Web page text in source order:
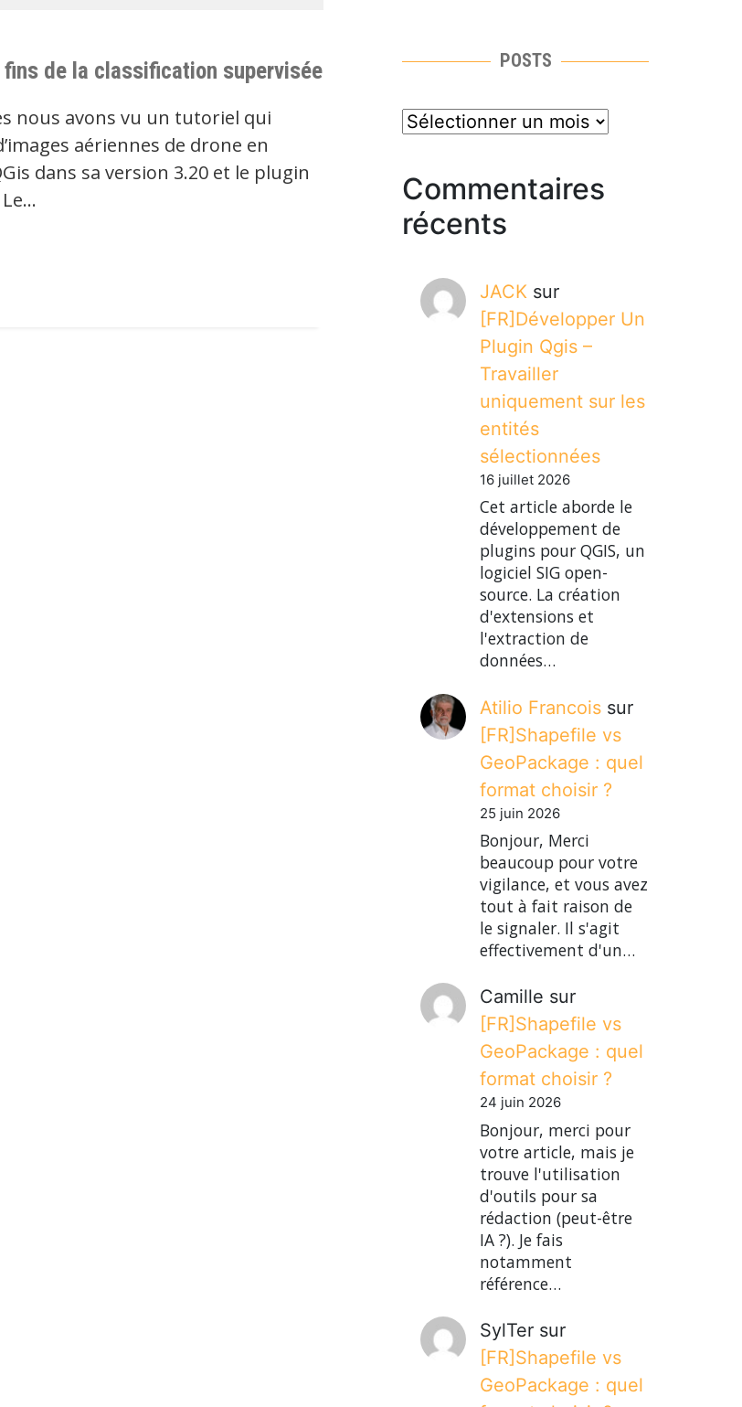
fins de la classification supervisée
nous avons vu un tutoriel qui
aériennes de drone en
dans sa version 3.20 et le plugin
Le…
POSTS
posts
Commentaires
récents
JACK sur
[FR]Développer Un
Plugin Qgis –
Travailler
uniquement sur les
entités
sélectionnées
16 juillet 2026
Cet article aborde le
développement de
plugins pour QGIS, un
logiciel SIG open-
source. La création
d'extensions et
l'extraction de
données…
Atilio Francois sur
[FR]Shapefile vs
GeoPackage : quel
format choisir ?
25 juin 2026
Bonjour, Merci
beaucoup pour votre
vigilance, et vous avez
tout à fait raison de
le signaler. Il s'agit
effectivement d'un…
Camille sur
[FR]Shapefile vs
GeoPackage : quel
format choisir ?
24 juin 2026
Bonjour, merci pour
votre article, mais je
trouve l'utilisation
d'outils pour sa
rédaction (peut-être
IA ?). Je fais
notamment
référence…
SylTer sur
[FR]Shapefile vs
GeoPackage : quel